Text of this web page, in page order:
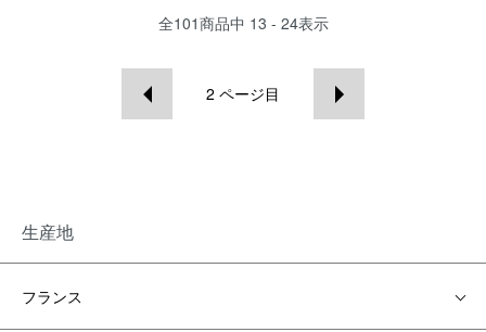
全101商品中 13 - 24表示
2 ページ目
生産地
フランス